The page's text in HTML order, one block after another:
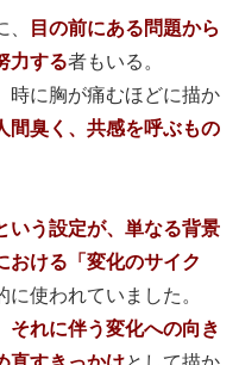
目の前にある問題から
力する者もいる。
時に胸が痛むほどに描か
間臭く、共感を呼ぶもの
いう設定が、単なる背景
おける「変化のサイク
使われていました。
それに伴う変化への向き